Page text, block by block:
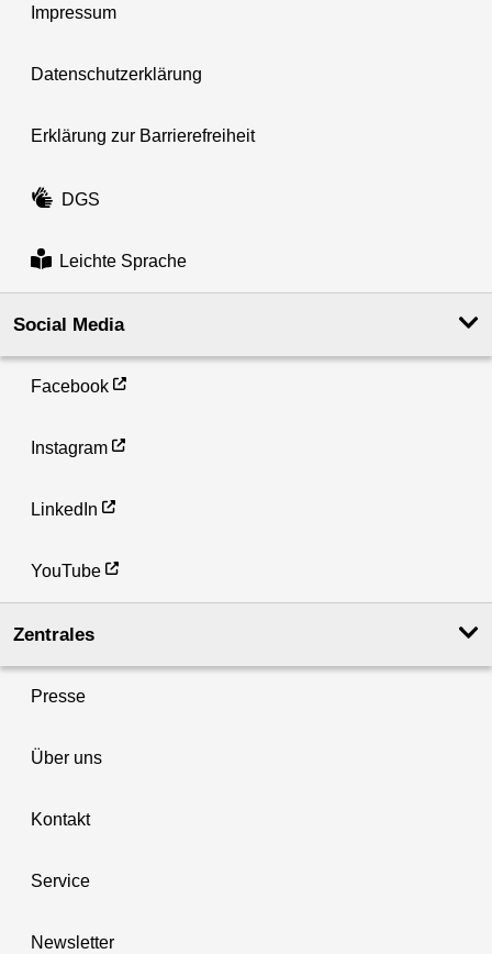
Impressum
Datenschutzerklärung
Erklärung zur Barrierefreiheit
DGS
Leichte Sprache
Social Media
Facebook
Instagram
LinkedIn
YouTube
Zentrales
Presse
Über uns
Kontakt
Service
Newsletter